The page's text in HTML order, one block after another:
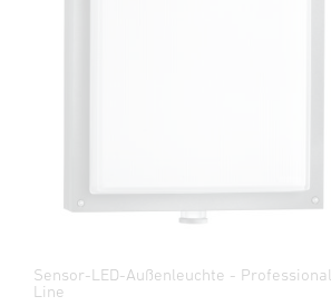
Sensor-LED-Außenleuchte - Professional
Line